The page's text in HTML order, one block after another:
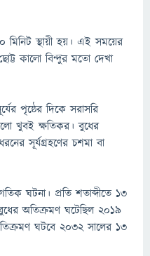
মিনিট স্থায়ী হয়। এই সময়ের
কালো বিন্দুর মতো দেখা
পৃষ্ঠের দিকে সরাসরি
খুবই ক্ষতিকর। বুধের
সূর্যগ্রহণের চশমা বা
ঘটনা। প্রতি শতাব্দীতে ১৩
অতিক্রমণ ঘটেছিল ২০১৯
ঘটবে ২০৩২ সালের ১৩